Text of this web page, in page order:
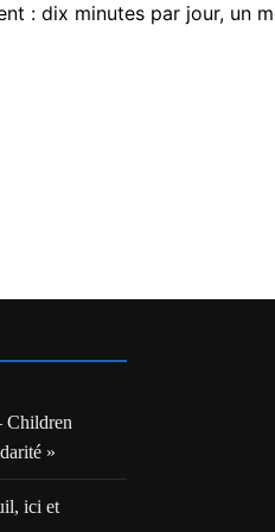
: dix minutes par jour, un
Children
»
ici et